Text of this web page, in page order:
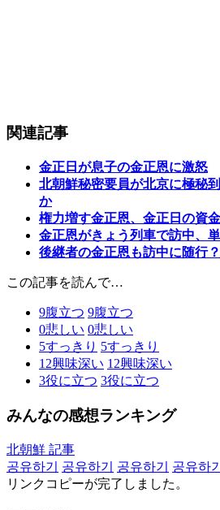
関連記事
金正日が息子の金正恩に激怒
北朝鮮秘密要員が北京に極秘
か
権力増す金正恩、金正日の資
金正恩がきょう列車で訪中、
後継者の金正恩も訪中に随行？
この記事を読んで…
9腹立つ 9腹立つ
0悲しい 0悲しい
5すっきり 5すっきり
12興味深い 12興味深い
3役に立つ 3役に立つ
みんなの感想ランキング
北朝鮮 記事
공유하기
공유하기 공유하기 공유하기
リンクコピーが完了しました。